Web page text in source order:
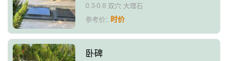
0.3-0.8 双穴 大理石
参考价：时价
卧碑